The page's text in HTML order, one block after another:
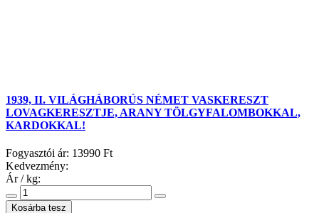
1939, II. VILÁGHÁBORÚS NÉMET VASKERESZT
LOVAGKERESZTJE, ARANY TÖLGYFALOMBOKKAL,
KARDOKKAL!
Fogyasztói ár: 13990 Ft
Kedvezmény:
Ár / kg: